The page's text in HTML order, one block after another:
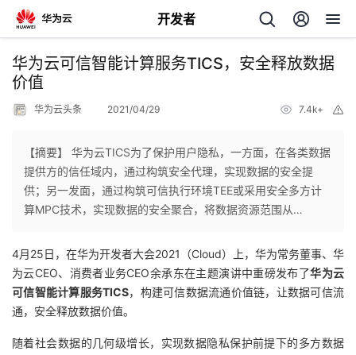
开发者
返
回
个
主
页
的
开
发
我
的
开
我
的
我
华为云可信智能计算服务TICS，安全释放数据
价值
华为云头条 2021/04/29 7.4k+
【摘要】 华为云TICS为了保护用户隐私，一方面，在各类数据
提供方的信任域内，通过构筑安全代理，实现数据的安全提
供；另一发面，通过构筑可信执行环境TEE或采用安全多方计
算MPC技术，实现数据的安全聚合，将数据资源范围从…
4月25日，在华为开发者大会2021（Cloud）上，华为常务董事、华
为云CEO、消费者业务CEO余承东在主题演讲中重磅发布了华为云
可信智能计算服务TICS，构建可信数据流通价值链，让数据可信流
通，安全释放数据价值。
随着社会数据的几何级增长，实现数据隐私保护前提下的多方数据